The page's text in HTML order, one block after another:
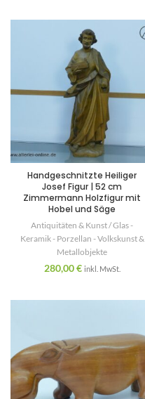
Handgeschnitzte Heiliger
Josef Figur | 52 cm
Zimmermann Holzfigur mit
Hobel und Säge
Antiquitäten & Kunst / Glas -
Keramik - Porzellan - Volkskunst &
Metallobjekte
280,00€ inkl. MwSt.